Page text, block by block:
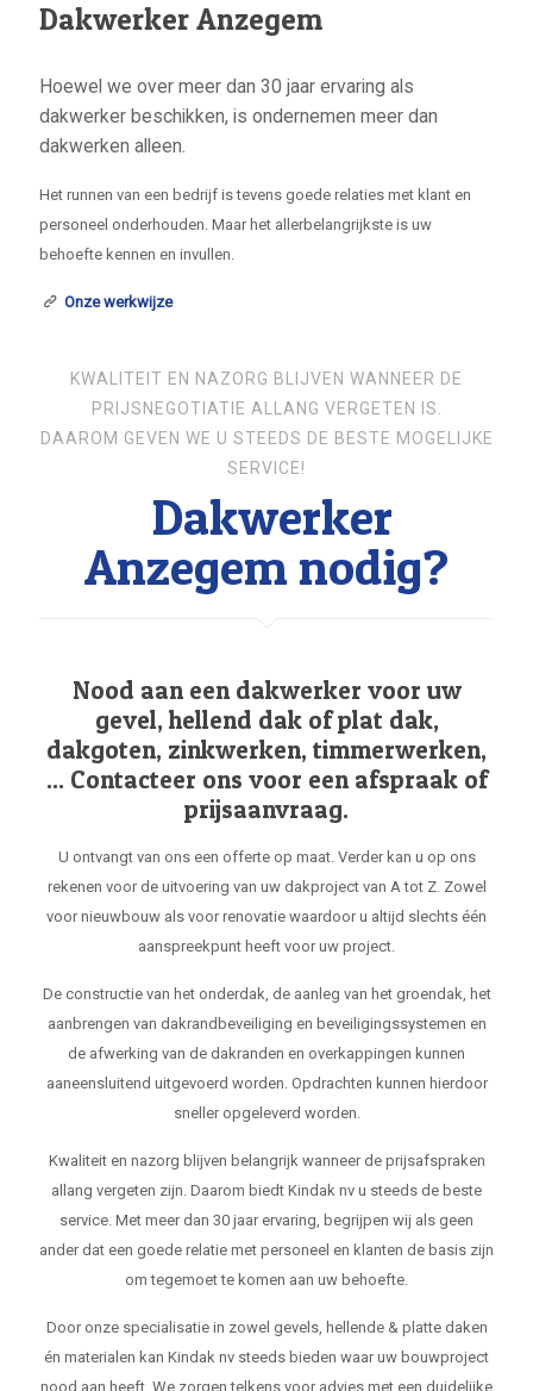
Dakwerker Anzegem
Hoewel we over meer dan 30 jaar ervaring als
dakwerker beschikken, is ondernemen meer dan
dakwerken alleen.
Het runnen van een bedrijf is tevens goede relaties met klant en
personeel onderhouden. Maar het allerbelangrijkste is uw
behoefte kennen en invullen.
Onze werkwijze
KWALITEIT EN NAZORG BLIJVEN WANNEER DE
PRIJSNEGOTIATIE ALLANG VERGETEN IS.
DAAROM GEVEN WE U STEEDS DE BESTE MOGELIJKE
SERVICE!
Dakwerker
Anzegem nodig?
Nood aan een dakwerker voor uw
gevel, hellend dak of plat dak,
dakgoten, zinkwerken, timmerwerken,
... Contacteer ons voor een afspraak of
prijsaanvraag.
U ontvangt van ons een offerte op maat. Verder kan u op ons
rekenen voor de uitvoering van uw dakproject van A tot Z. Zowel
voor nieuwbouw als voor renovatie waardoor u altijd slechts één
aanspreekpunt heeft voor uw project.
De constructie van het onderdak, de aanleg van het groendak, het
aanbrengen van dakrandbeveiliging en beveiligingssystemen en
de afwerking van de dakranden en overkappingen kunnen
aaneensluitend uitgevoerd worden. Opdrachten kunnen hierdoor
sneller opgeleverd worden.
Kwaliteit en nazorg blijven belangrijk wanneer de prijsafspraken
allang vergeten zijn. Daarom biedt Kindak nv u steeds de beste
service. Met meer dan 30 jaar ervaring, begrijpen wij als geen
ander dat een goede relatie met personeel en klanten de basis zijn
om tegemoet te komen aan uw behoefte.
Door onze specialisatie in zowel gevels, hellende & platte daken
én materialen kan Kindak nv steeds bieden waar uw bouwproject
nood aan heeft. We zorgen telkens voor advies met een duidelijke